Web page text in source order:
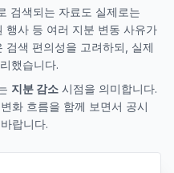
검색되는 자료도 실제로는
행사 등 여러 지분 변동 사유가
검색 편의성을 고려하되, 실제
했습니다.
지분 감소 시점을 의미합니다.
화 흐름을 함께 보면서 공시
랍니다.